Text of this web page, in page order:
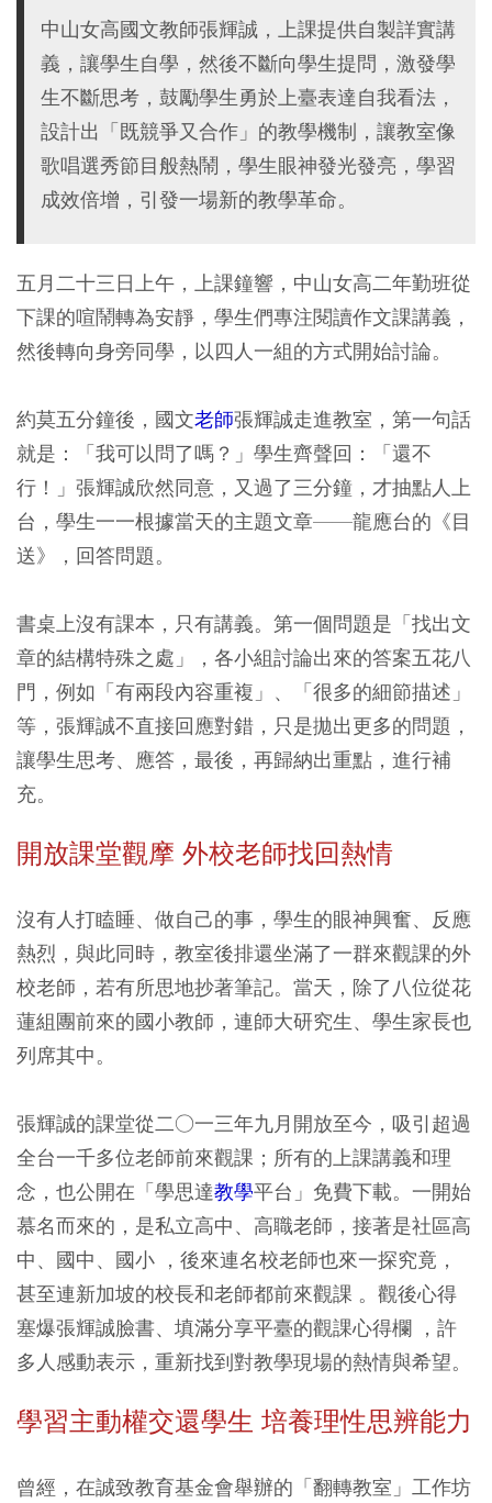
中山女高國文教師張輝誠，上課提供自製詳實講
義，讓學生自學，然後不斷向學生提問，激發學
生不斷思考，鼓勵學生勇於上臺表達自我看法，
設計出「既競爭又合作」的教學機制，讓教室像
歌唱選秀節目般熱鬧，學生眼神發光發亮，學習
成效倍增，引發一場新的教學革命。
五月二十三日上午，上課鐘響，中山女高二年勤班從
下課的喧鬧轉為安靜，學生們專注閱讀作文課講義，
然後轉向身旁同學，以四人一組的方式開始討論。
約莫五分鐘後，國文老師張輝誠走進教室，第一句話
就是：「我可以問了嗎？」學生齊聲回：「還不
行！」張輝誠欣然同意，又過了三分鐘，才抽點人上
台，學生一一根據當天的主題文章——龍應台的《目
送》，回答問題。
書桌上沒有課本，只有講義。第一個問題是「找出文
章的結構特殊之處」，各小組討論出來的答案五花八
門，例如「有兩段內容重複」、「很多的細節描述」
等，張輝誠不直接回應對錯，只是拋出更多的問題，
讓學生思考、應答，最後，再歸納出重點，進行補
充。
開放課堂觀摩 外校老師找回熱情
沒有人打瞌睡、做自己的事，學生的眼神興奮、反應
熱烈，與此同時，教室後排還坐滿了一群來觀課的外
校老師，若有所思地抄著筆記。當天，除了八位從花
蓮組團前來的國小教師，連師大研究生、學生家長也
列席其中。
張輝誠的課堂從二○一三年九月開放至今，吸引超過
全台一千多位老師前來觀課；所有的上課講義和理
念，也公開在「學思達教學平台」免費下載。一開始
慕名而來的，是私立高中、高職老師，接著是社區高
中、國中、國小 ，後來連名校老師也來一探究竟，
甚至連新加坡的校長和老師都前來觀課 。觀後心得
塞爆張輝誠臉書、填滿分享平臺的觀課心得欄 ，許
多人感動表示，重新找到對教學現場的熱情與希望。
學習主動權交還學生 培養理性思辨能力
曾經，在誠致教育基金會舉辦的「翻轉教室」工作坊